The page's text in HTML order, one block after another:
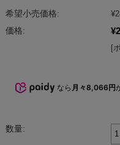
希望小売価格:
価格:
[
なら 月々8,066円
数量: